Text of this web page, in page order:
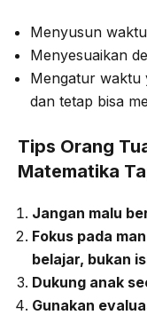
Menyusun
Menyesuaikan
Mengatur waktu
dan tetap bisa
Tips Orang
Matematika
Jangan malu
Fokus pada
belajar, bukan
Dukung anak
Gunakan